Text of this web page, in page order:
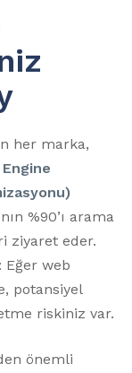
her marka,
%90’ı arama
ziyaret eder.
Eğer web
potansiyel
riskiniz var.
önemli